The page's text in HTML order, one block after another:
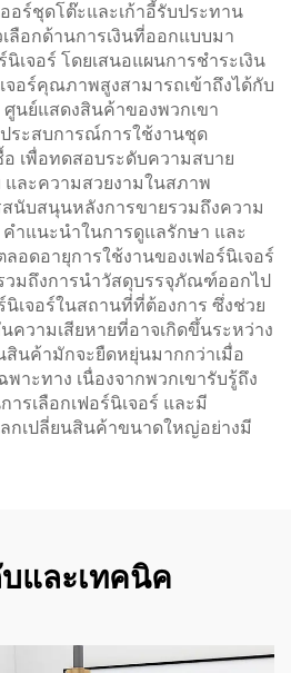
อร์ชุดโต๊ะและเก้าอี้รับประทาน
ลือกด้านการเงินที่ออกแบบมา
เจอร์ โดยเสนอแผนการชำระเงิน
อร์คุณภาพสูงสามารถเข้าถึงได้กับ
นย์แสดงสินค้าของพวกเขา
ระสบการณ์การใช้งานชุด
อ เพื่อทดสอบระดับความสบาย
ละความสวยงามในสภาพ
นับสนุนหลังการขายรวมถึงความ
ำแนะนำในการดูแลรักษา และ
อดอายุการใช้งานของเฟอร์นิเจอร์
มถึงการนำวัสดุบรรจุภัณฑ์ออกไป
นิเจอร์ในสถานที่ที่ต้องการ ซึ่งช่วย
ความเสียหายที่อาจเกิดขึ้นระหว่าง
สินค้ามักจะยืดหยุ่นมากกว่าเมื่อ
าะทาง เนื่องจากพวกเขารับรู้ถึง
รเลือกเฟอร์นิเจอร์ และมี
กเปลี่ยนสินค้าขนาดใหญ่อย่างมี
และเทคนิค